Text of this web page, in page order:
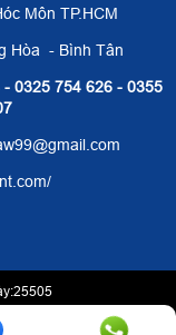
Môn TP.HCM
Hòa - Bình Tân
0325 754 626 - 0355
25505